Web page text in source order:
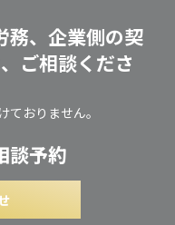
務、企業側の契
ご相談くださ
ておりません。
談予約